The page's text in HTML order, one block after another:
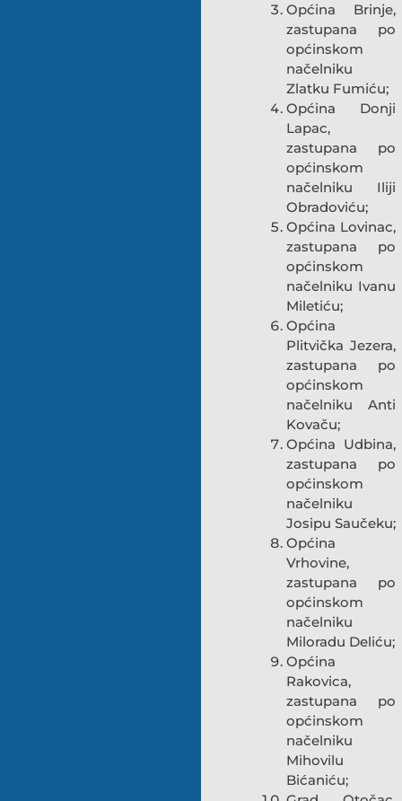
Općina Brinje,
zastupana po
općinskom
načelniku
Zlatku Fumiću;
Općina Donji
Lapac,
zastupana po
općinskom
načelniku Iliji
Obradoviću;
Općina Lovinac,
zastupana po
općinskom
načelniku Ivanu
Miletiću;
Općina
Plitvička Jezera,
zastupana po
općinskom
načelniku Anti
Kovaču;
Općina Udbina,
zastupana po
općinskom
načelniku
Josipu Saučeku;
Općina
Vrhovine,
zastupana po
općinskom
načelniku
Miloradu Deliću;
Općina
Rakovica,
zastupana po
općinskom
načelniku
Mihovilu
Bićaniću;